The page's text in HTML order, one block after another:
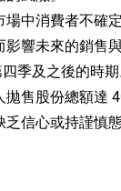
中消費者不確
響未來的銷售
季及之後的時期
售股份總額達
信心或持謹慎態